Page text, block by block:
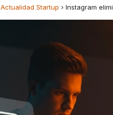
Actualidad Startup › Instagram